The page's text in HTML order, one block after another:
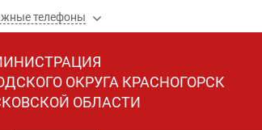
телефоны
ОКРУГА КРАСНОГОРСК
ОБЛАСТИ